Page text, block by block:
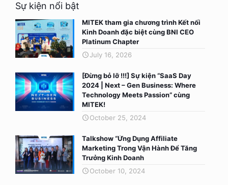
Sự kiện nổi bật
MITEK tham gia chương trình Kết nối
Kinh Doanh đặc biệt cùng BNI CEO
Platinum Chapter
July 16, 2026
[Đừng bỏ lỡ !!!] Sự kiện “SaaS Day
2024 | Next – Gen Business: Where
Technology Meets Passion” cùng
MITEK!
October 25, 2024
Talkshow “Ứng Dụng Affiliate
Marketing Trong Vận Hành Để Tăng
Trưởng Kinh Doanh
October 10, 2024